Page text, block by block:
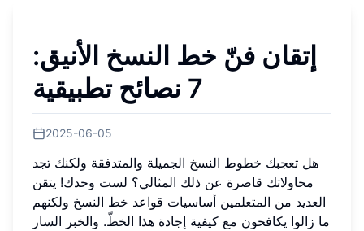
إتقان فنّ خط النسخ الأنيق:
7 نصائح تطبيقية
2025-06-05
هل تعجبك خطوط النسخ الجميلة والمتدفقة ولكنك تجد
محاولاتك قاصرة عن ذلك المثالي؟ لست وحدك! يتقن
العديد من المتعلمين أساسيات قواعد خط النسخ ولكنهم
ما زالوا يكافحون مع كيفية إجادة هذا الخطّ. والخبر السار